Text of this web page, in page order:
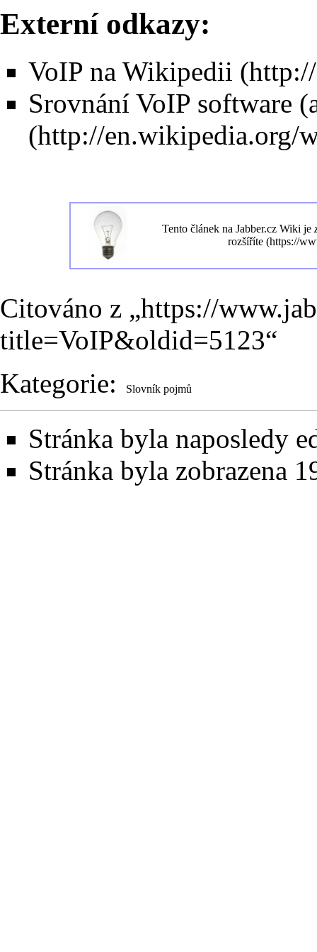
Externí odkazy:
VoIP na Wikipedii
Srovnání VoIP software
Tento článek na Jabber.cz Wiki je
rozšíříte
Citováno z „https://
title=VoIP&oldid=5123“
Kategorie: Slovník pojmů
Stránka byla naposledy
Stránka byla zobrazena